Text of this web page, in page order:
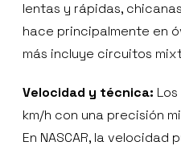
lentas y rápidas,
hace principalmente en
más incluye circuitos
Velocidad y técnica:
km/h con una precisión
En NASCAR, la